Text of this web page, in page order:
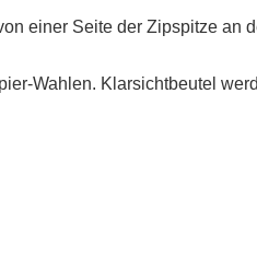
einer Seite der Zipspitze an
Wahlen. Klarsichtbeutel